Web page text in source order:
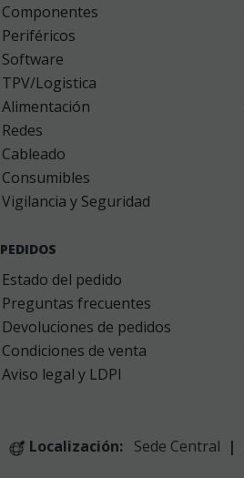
Componentes
Periféricos
Software
TPV/Logistica
Alimentación
Redes
Cableado
Consumibles
Vigilancia y Seguridad
PEDIDOS
Estado del pedido
Preguntas frecuentes
Devoluciones de pedidos
Condiciones de venta
Aviso legal y LDPI
Localización: Sede Central |